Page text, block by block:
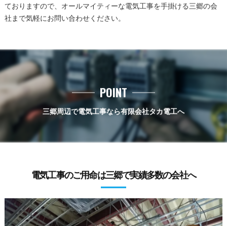
ておりますので、オールマイティーな電気工事を手掛ける三郷の会
社まで気軽にお問い合わせください。
三郷周辺で電気工事なら有限会社タカ電工へ
POINT
電気工事のご用命は三郷で実績多数の会社へ